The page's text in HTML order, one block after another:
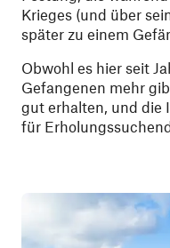
Krieges (und über
später zu einem
Obwohl es hier seit
Gefangenen mehr
gut erhalten, und die
für